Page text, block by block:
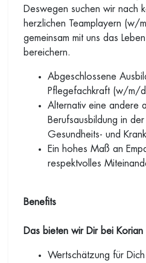
Deswegen suchen wir nach
herzlichen Teamplayern (w/
gemeinsam mit uns das
bereichern.
Abgeschlossene
Pflegefachkraft (w/m/
Alternativ eine andere
Berufsausbildung in
Gesundheits- und
Ein hohes Maß an
respektvolles
Benefits
Das bieten wir Dir bei Korian
Wertschätzung für